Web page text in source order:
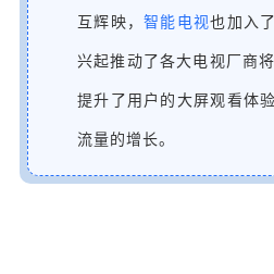
互辉映，智能电视也加入
兴起推动了各大电视厂商
提升了用户的大屏观看体
流量的增长。